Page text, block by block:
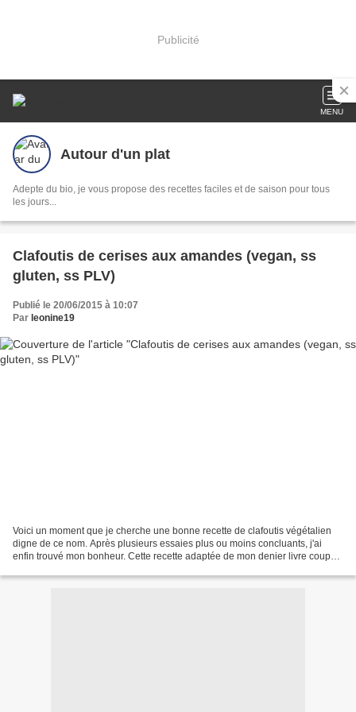
Publicité
MENU
Autour d'un plat
Adepte du bio, je vous propose des recettes faciles et de saison pour tous
les jours...
Clafoutis de cerises aux amandes (vegan, ss
gluten, ss PLV)
Publié le 20/06/2015 à 10:07
Par leonine19
Voici un moment que je cherche une bonne recette de clafoutis végétalien
digne de ce nom. Après plusieurs essaies plus ou moins concluants, j'ai
enfin trouvé mon bonheur. Cette recette adaptée de mon denier livre coup